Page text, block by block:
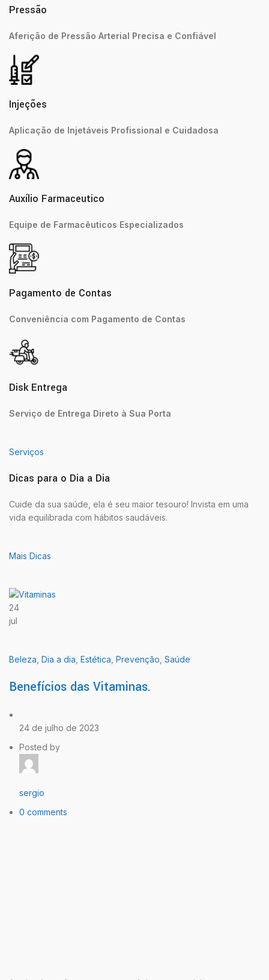
Pressão
Aferição de Pressão Arterial Precisa e Confiável
Injeções
Aplicação de Injetáveis Profissional e Cuidadosa
Auxílio Farmaceutico
Equipe de Farmacêuticos Especializados
Pagamento de Contas
Conveniência com Pagamento de Contas
Disk Entrega
Serviço de Entrega Direto à Sua Porta
Serviços
Dicas para o Dia a Dia
Cuide da sua saúde, ela é seu maior tesouro! Invista em uma
vida equilibrada com hábitos saudáveis.
Mais Dicas
24
jul
Beleza Dia a dia Estética Prevenção Saúde
Benefícios das Vitaminas.
24 de julho de 2023
Posted by
sergio
0 comments